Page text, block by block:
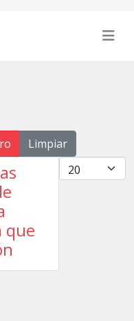
Limpiar
Cantidad
que